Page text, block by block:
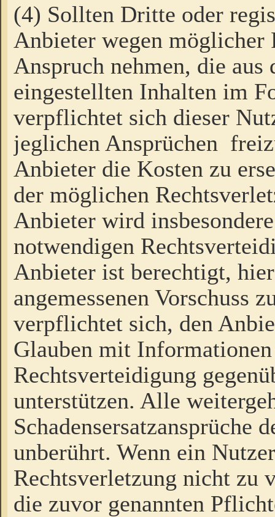
(4) Sollten Dritte oder
Anbieter wegen möglicher
Anspruch nehmen, die
eingestellten Inhalten im
verpflichtet sich dieser
jeglichen Ansprüchen
Anbieter die Kosten zu
der möglichen
Anbieter wird
notwendigen
Anbieter ist berechtigt,
angemessenen Vorschuss
verpflichtet sich, den
Glauben mit
Rechtsverteidigung
unterstützen. Alle
Schadensersatzansprüche
unberührt. Wenn ein
Rechtsverletzung nicht zu
die zuvor genannten